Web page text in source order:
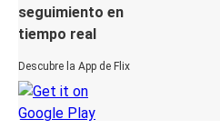
seguimiento en
tiempo real
Descubre la App de Flix